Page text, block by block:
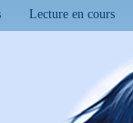
Lecture en cours